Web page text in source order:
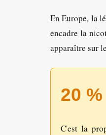
En Europe, la
encadre la
apparaître sur
20 %
C'est la